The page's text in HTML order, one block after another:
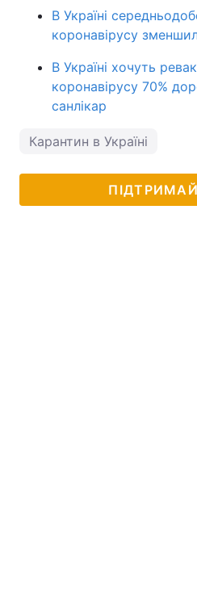
В Україні
коронавірусу
В Україні хочуть
коронавірусу 70%
санлікар
Карантин в Україні